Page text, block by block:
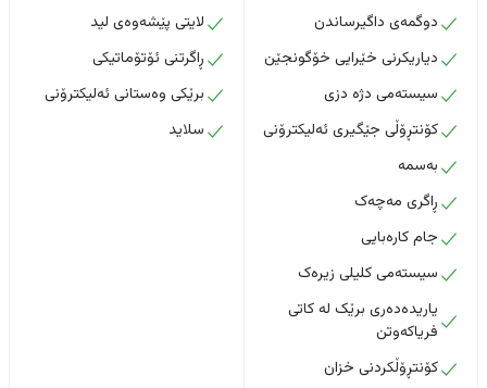
دوگمەی داگیرساندن
دیاریکرنی خێرایی خۆگونجێن
سیستەمی دژە دزی
کۆنتڕۆڵی جێگیری ئەلیکترۆنی
بەسمە
ڕاگری مەچەک
جام کارەبایی
سیستەمی کلیلی زیرەک
یاریدەدەری برێک لە کاتی
فریاکەوتن
کۆنتڕۆڵکردنی خزان
لایتی پێشەوەی لید
ڕاگرتنی ئۆتۆماتیکی
برێکی وەستانی ئەلیکترۆنی
سلاید